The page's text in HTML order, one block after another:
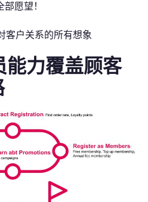
愿望！
客户关系的所有想象
能力覆盖顾客